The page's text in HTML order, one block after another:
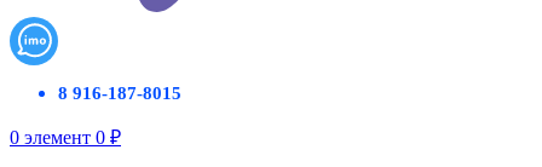
8 916-187-8015
0 элемент 0 ₽